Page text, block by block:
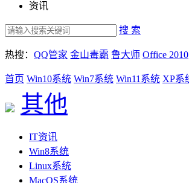
资讯
搜 索
热搜： QQ管家 金山毒霸 鲁大师 Office 2010
首页 Win10系统 Win7系统 Win11系统 XP系
其他
IT资讯
Win8系统
Linux系统
MacOS系统